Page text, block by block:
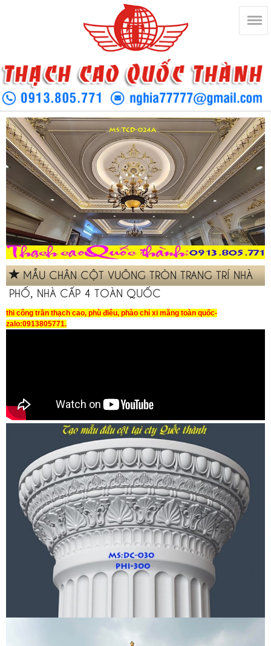
MẪU CHÂN CỘT VUÔNG TRÒN TRANG TRÍ NHÀ
PHỐ, NHÀ CẤP 4 TOÀN QUỐC
thi công trần thạch cao, phù điêu, phào chỉ xi măng toàn quốc-
zalo:0913805771.